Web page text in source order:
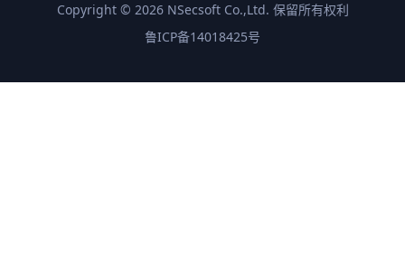
Copyright © 2026NSecsoft Co.,Ltd. 保留所有权利
鲁ICP备14018425号